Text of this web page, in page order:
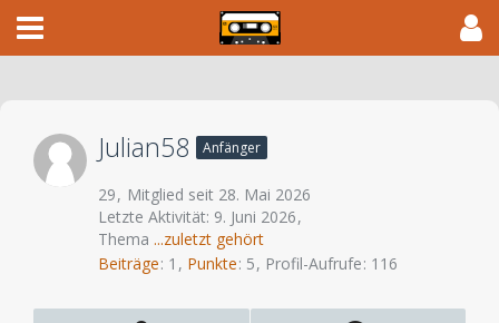
Julian58 Anfänger
29
Mitglied seit 28. Mai 2026
Letzte Aktivität: 9. Juni 2026
Thema ...zuletzt gehört
Beiträge 1 Punkte 5 Profil-Aufrufe 116